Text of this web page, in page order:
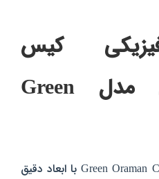
کیس
کامپیوتر گرین مدل Green
کیس کامپیوتر گرین مدل Green Oraman Case با ابعاد دقیق